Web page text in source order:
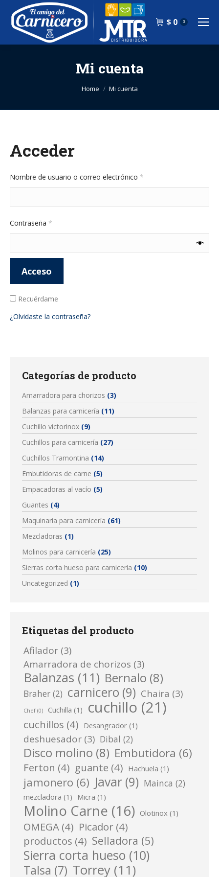
$ 0 0
Mi cuenta
You are here:
Home Mi cuenta
Acceder
Nombre de usuario o correo electrónico *
Contraseña *
Acceso
Recuérdame
¿Olvidaste la contraseña?
Categorías de producto
Amarradora para chorizos (3)
Balanzas para carnicería (11)
Cuchillo victorinox (9)
Cuchillos para carnicería (27)
Cuchillos Tramontina (14)
Embutidoras de carne (5)
Empacadoras al vacío (5)
Guantes (4)
Maquinaria para carnicería (61)
Mezcladoras (1)
Molinos para carnicería (25)
Sierras corta hueso para carnicería (10)
Uncategorized (1)
Etiquetas del producto
Afilador (3)
Amarradora de chorizos (3)
Balanzas (11) Bernalo (8)
Braher (2) carnicero (9) Chaira (3)
Chef (0) Cuchilla (1) cuchillo (21)
cuchillos (4) Desangrador (1)
deshuesador (3) Dibal (2)
Disco molino (8) Embutidora (6)
Ferton (4) guante (4) Hachuela (1)
jamonero (6) Javar (9) Mainca (2)
mezcladora (1) Micra (1)
Molino Carne (16) Olotinox (1)
OMEGA (4) Picador (4)
productos (4) Selladora (5)
Sierra corta hueso (10)
Talsa (7) Torrey (11)